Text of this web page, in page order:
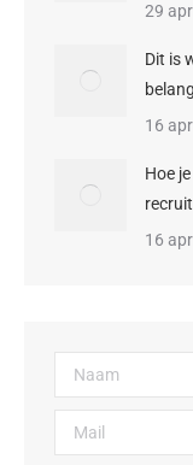
29
Dit is
16
Hoe
16